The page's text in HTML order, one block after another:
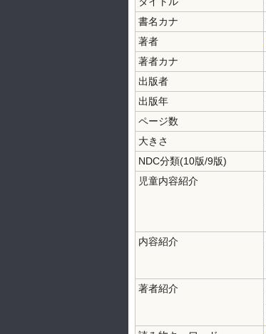
書名カナ
著者
著者カナ
出版者
出版年
ページ数
大きさ
NDC分類(10版/9版)
児童内容紹介
内容紹介
著者紹介